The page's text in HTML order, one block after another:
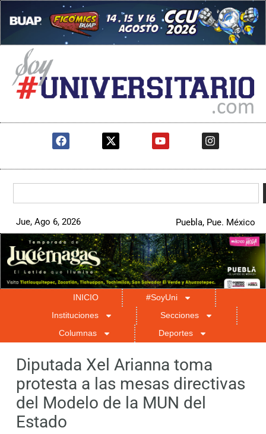
Jue, Ago 6, 2026 Puebla, Pue. México
INICIO
#SoyUni
Instituciones
Secciones
Columnas
Deportes
Diputada Xel Arianna toma
protesta a las mesas directivas
del Modelo de la MUN del
Estado